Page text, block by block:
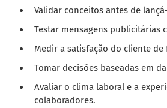
Validar conceitos antes de
Testar mensagens publicitárias
Medir a satisfação do cliente
Tomar decisões baseadas em
Avaliar o clima laboral e a
colaboradores.